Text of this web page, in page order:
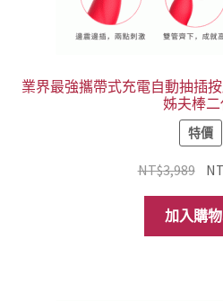
業界最強攜帶式充電自動抽插
姊夫棒二
特價
NT$3,989 原
價
格
加入購